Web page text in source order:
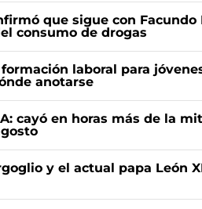
que sigue con
consumo de drogas
laboral para
anotarse
cayó en horas más de la
y el actual papa León